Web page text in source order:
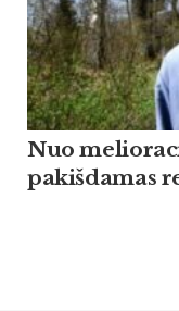
Nuo
pakišdamas